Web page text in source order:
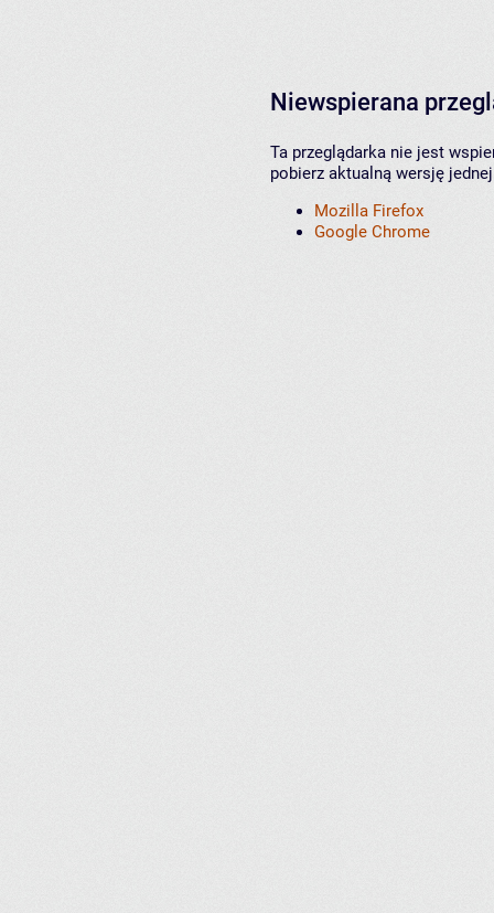
Niewspierana
Ta przeglądarka nie jest
pobierz aktualną wersję
Mozilla Firefox
Google Chrome